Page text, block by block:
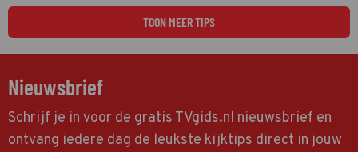
TOON MEER TIPS
Nieuwsbrief
Schrijf je in voor de gratis TVgids.nl nieuwsbrief en
ontvang iedere dag de leukste kijktips direct in jouw